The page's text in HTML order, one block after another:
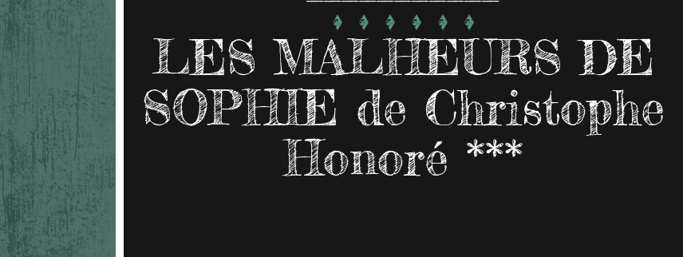
LES MALHEURS DE
SOPHIE de Christophe
Honoré ***